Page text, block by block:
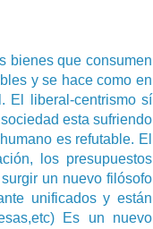
bienes que consumen
y se hace como en
El liberal-centrismo sí
esta sufriendo
es refutable. El
los presupuestos
un nuevo filósofo
unificados y están
Es un nuevo